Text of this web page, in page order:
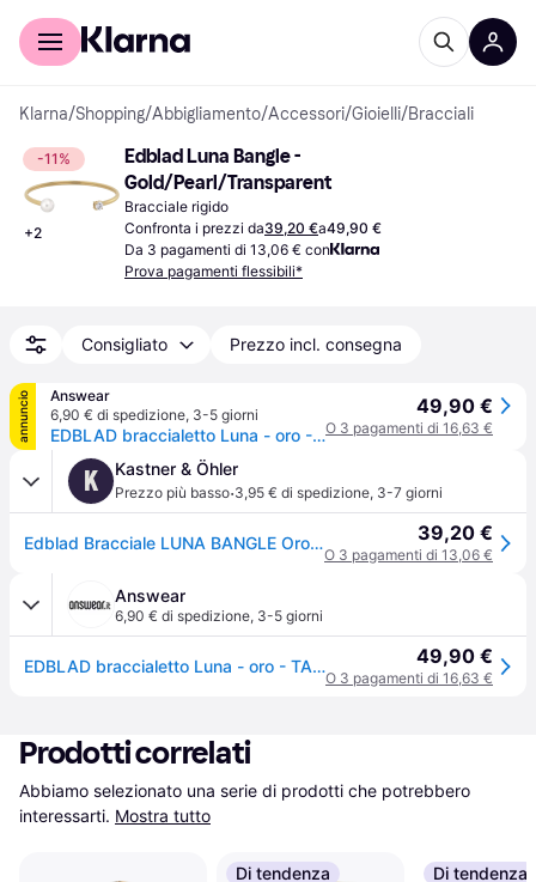
Per il tuo shopping
Klarna/Shopping/Abbigliamento/Accessori/Gioielli/Bracciali
-11%
+2
Edblad Luna Bangle -
Gold/Pearl/Transparent
Bracciale rigido
Confronta i prezzi da39,20 €a49,90 €
Da 3 pagamenti di 13,06 € con
Prova pagamenti flessibili*
Consigliato Prezzo incl. consegna
annuncio
Answear
6,90 € di spedizione, 3-5 giorni
EDBLAD braccialetto Luna - oro - TAGLIA UNICA
49,90 €
O 3 pagamenti di 16,63 €
K Kastner & Öhler
Prezzo più basso·3,95 € di spedizione, 3-7 giorni
Edblad Bracciale LUNA BANGLE Oro oro 39,20 €
O 3 pagamenti di 13,06 €
Answear
6,90 € di spedizione, 3-5 giorni
EDBLAD braccialetto Luna - oro - TAGLIA UNICA 49,90 €
O 3 pagamenti di 16,63 €
Prodotti correlati
Abbiamo selezionato una serie di prodotti che potrebbero
interessarti. Mostra tutto
Di tendenza Di tendenza